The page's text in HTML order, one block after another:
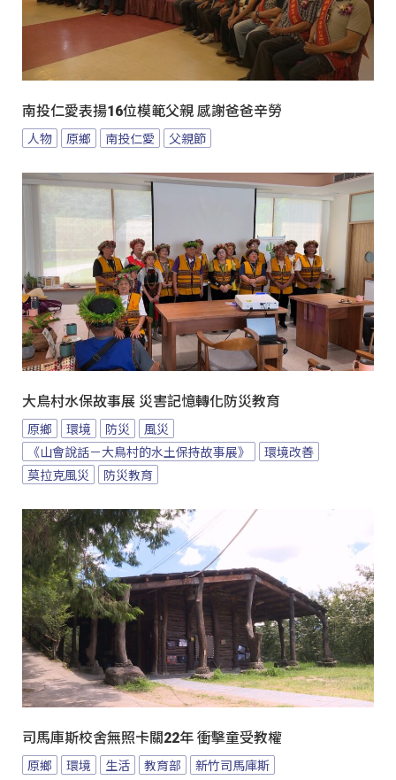
南投仁愛表揚16位模範父親 感謝爸爸辛勞
人物 原鄉 南投仁愛 父親節
大鳥村水保故事展 災害記憶轉化防災教育
原鄉 環境 防災
風災
《山會說話－大鳥村的水土保持故事展》
環境改善
莫拉克風災
防災教育
司馬庫斯校舍無照卡關22年 衝擊童受教權
原鄉 環境 生活 教育部 新竹司馬庫斯